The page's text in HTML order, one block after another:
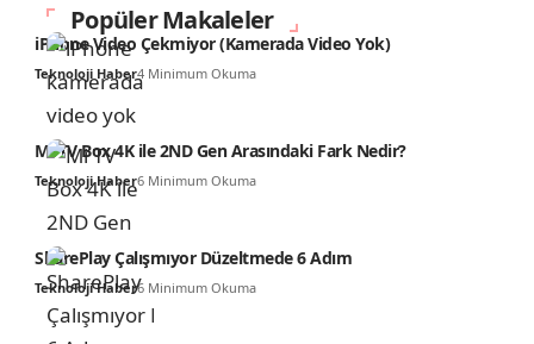
Popüler Makaleler
iPhone Video Çekmiyor (Kamerada Video Yok)
Teknoloji Haber4 Minimum Okuma
Mi TV Box 4K ile 2ND Gen Arasındaki Fark Nedir?
Teknoloji Haber6 Minimum Okuma
SharePlay Çalışmıyor Düzeltmede 6 Adım
Teknoloji Haber6 Minimum Okuma